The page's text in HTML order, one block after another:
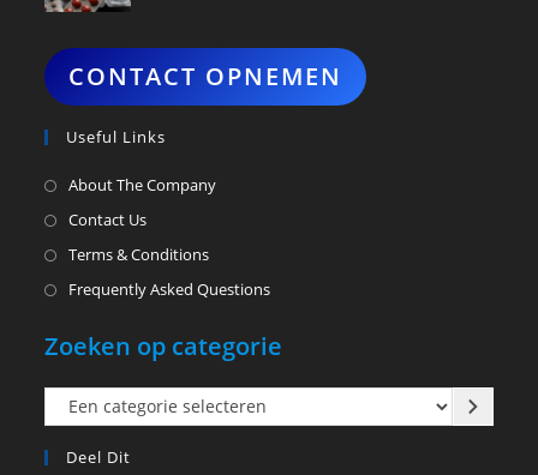
CONTACT OPNEMEN
Useful Links
About The Company
Contact Us
Terms & Conditions
Frequently Asked Questions
Zoeken op categorie
Een
categorie
selecteren
Deel Dit